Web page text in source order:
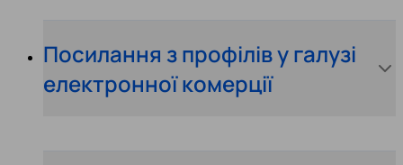
Посилання з профілів у галузі
електронної комерції